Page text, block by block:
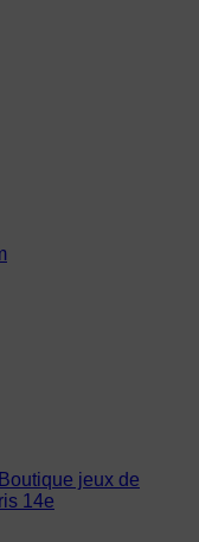
jeux de
14e